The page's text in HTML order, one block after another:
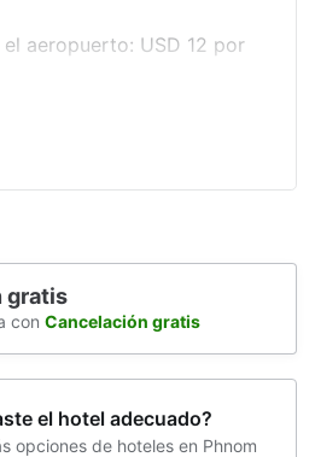
de humo
aeropuerto: USD 12 por
estar in...
gratis
con Cancelación gratis
el hotel adecuado?
opciones de hoteles en Phnom